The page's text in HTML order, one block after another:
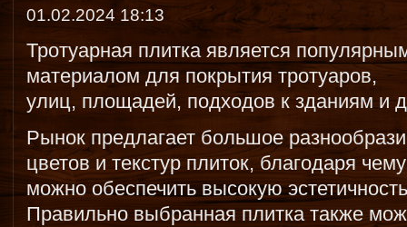
01.02.2024 18:13
Тротуарная плитка является
материалом для покрытия тротуаров,
улиц, площадей, подходов к зданиям и
Рынок предлагает большое
цветов и текстур плиток, благодаря
можно обеспечить высокую
Правильно выбранная плитка также